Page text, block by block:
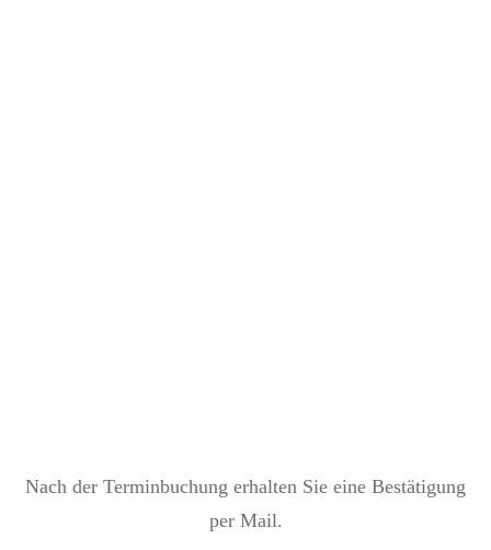
Nach der Terminbuchung erhalten Sie eine Bestätigung
per Mail.